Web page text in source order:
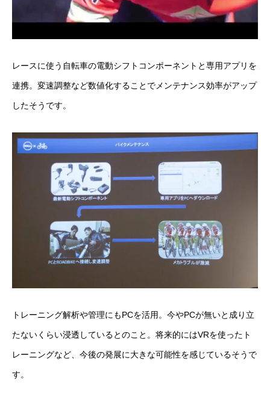
レースに使う自転車の電動シフトコンポーネントと専用アプリを
連携。変速調整など数値化することでメンテナンス効率がアップ
したそうです。
トレーニング解析や管理にもPCを活用。今やPCが無いと成り立
たないくらい浸透しているとのこと。将来的にはVRを使ったト
レーニングなど、今後の発展に大きな可能性を感じているそうで
す。